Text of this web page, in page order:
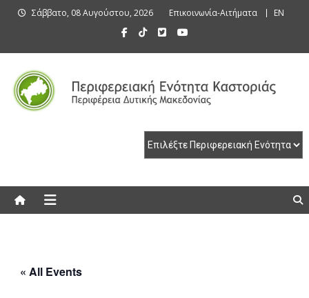
Σάββατο, 08 Αυγούστου, 2026 Επικοινωνία-Αιτήματα EN
« All Events